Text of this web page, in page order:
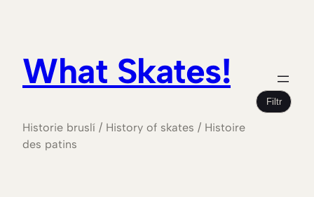
What Skates!
Historie bruslí / History of skates / Histoire
des patins
Filtr